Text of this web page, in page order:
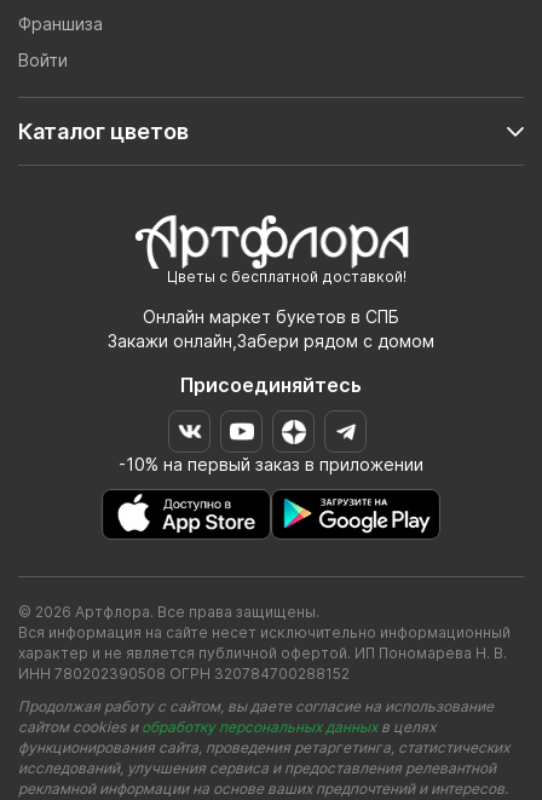
Цветы с бесплатной доставкой!
Онлайн маркет букетов в СПБ
Закажи онлайн,Забери рядом с домом
Присоединяйтесь
-10% на первый заказ в приложении
Франшиза
Войти
Каталог цветов
© 2026 Артфлора. Все права защищены.
Вся информация на сайте несет исключительно информационный
характер и не является публичной офертой. ИП Пономарева Н. В.
ИНН 780202390508 ОГРН 320784700288152
Продолжая работу с сайтом, вы даете согласие на использование
сайтом cookies и обработку персональных данныхв целях
функционирования сайта, проведения ретаргетинга, статистических
исследований, улучшения сервиса и предоставления релевантной
рекламной информации на основе ваших предпочтений и интересов.